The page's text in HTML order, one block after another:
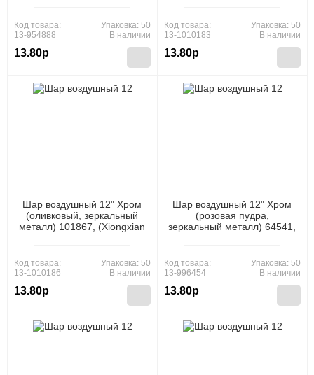
Код товара:
13-954888
13.80р
Упаковка: 50
В наличии
Код товара:
13-1010183
13.80р
Упаковка: 50
В наличии
Шар воздушный 12" Хром
(оливковый, зеркальный
металл) 101867, (Xiongxian
Код товара:
13-1010186
13.80р
Упаковка: 50
В наличии
Шар воздушный 12" Хром
(розовая пудра,
зеркальный металл) 64541,
Код товара:
13-996454
13.80р
Упаковка: 50
В наличии